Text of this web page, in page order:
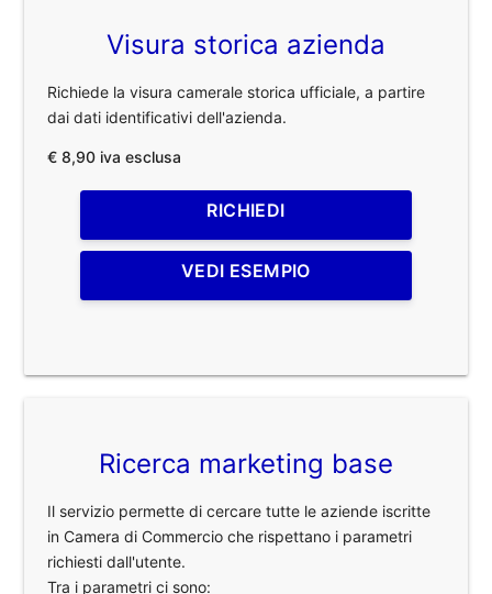
Visura storica azienda
Richiede la visura camerale storica ufficiale, a partire
dai dati identificativi dell'azienda.
€ 8,90 iva esclusa
RICHIEDI
VEDI ESEMPIO
Ricerca marketing base
Il servizio permette di cercare tutte le aziende iscritte
in Camera di Commercio che rispettano i parametri
richiesti dall'utente.
Tra i parametri ci sono: